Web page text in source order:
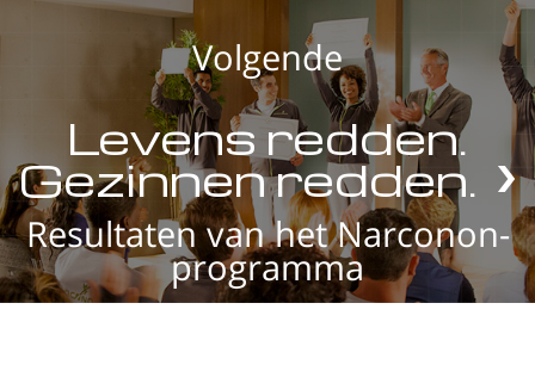
Volgende
Levens redden.
Gezinnen redden.
Resultaten van het Narconon-
programma